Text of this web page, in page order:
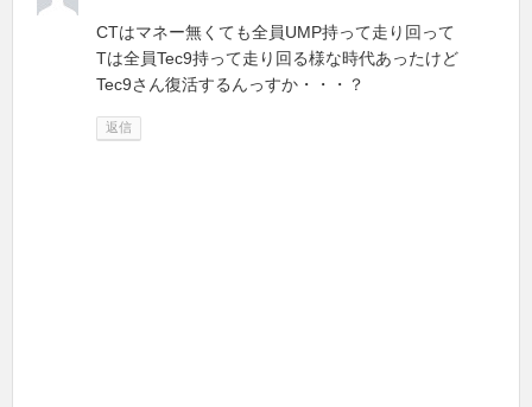
CTはマネー無くても全員UMP持って走り回って
Tは全員Tec9持って走り回る様な時代あったけど
Tec9さん復活するんっすか・・・？
返信